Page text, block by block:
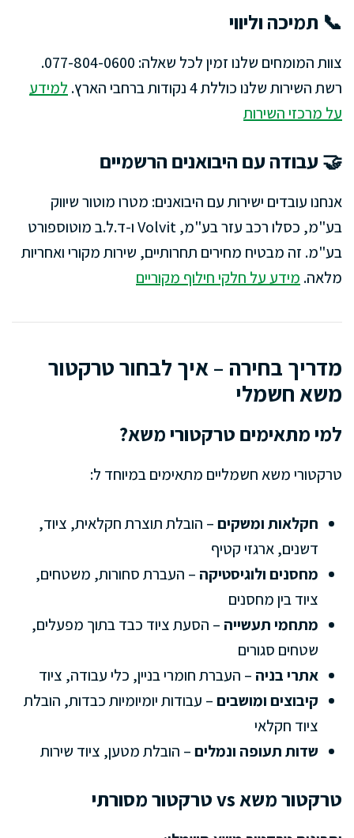
📞 תמיכה וליווי
צוות המומחים שלנו זמין לכל שאלה: 077-804-0600.
רשת השירות שלנו כוללת 4 נקודות ברחבי הארץ.
למידע
על מרכזי השירות
🤝 עבודה עם היבואנים הרשמיים
אנחנו עובדים ישירות עם היבואנים: מטרו מוטור שיווק
בע"מ, כסלו רכב עזר בע"מ, Volvit ו-ד.ל.ב מוטוספורט
בע"מ. זה מבטיח מחירים תחרותיים, שירות מקורי ואחריות
מלאה. מידע על חלקי חילוף מקוריים
מדריך בחירה – איך לבחור טרקטור
משא חשמלי
למי מתאימים טרקטורי משא?
טרקטורי משא חשמליים מתאימים במיוחד ל:
חקלאות ומשקים– הובלת תוצרת חקלאית, ציוד,
דשנים, ארגזי קטיף
מחסנים ולוגיסטיקה – העברת סחורות, משטחים,
ציוד בין מחסנים
מתחמי תעשייה – הסעת ציוד כבד בתוך מפעלים,
שטחים סגורים
אתרי בניה – העברת חומרי בניין, כלי עבודה, ציוד
קיבוצים ומושבים– עבודות יומיומיות כבדות, הובלת
ציוד חקלאי
שדות תעופה ונמלים– הובלת מטען, ציוד שירות
טרקטור משא vs טרקטור מסורתי